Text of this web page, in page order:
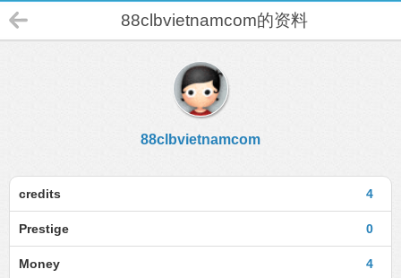
88clbvietnamcom的资料
88clbvietnamcom
4
credits
0
Prestige
4
Money